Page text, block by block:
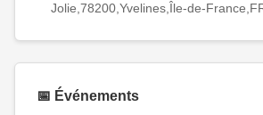
Jolie,78200,Yvelines,Île-de-
📅 Événements